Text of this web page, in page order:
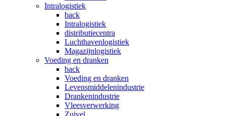
Intralogistiek
back
Intralogistiek
distributiecentra
Luchthavenlogistiek
Magazijnlogistiek
Voeding en dranken
back
Voeding en dranken
Levensmiddelenindustrie
Drankenindustrie
Vleesverwerking
Zuivel